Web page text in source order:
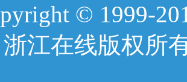
© 1999-
浙江在线版权所